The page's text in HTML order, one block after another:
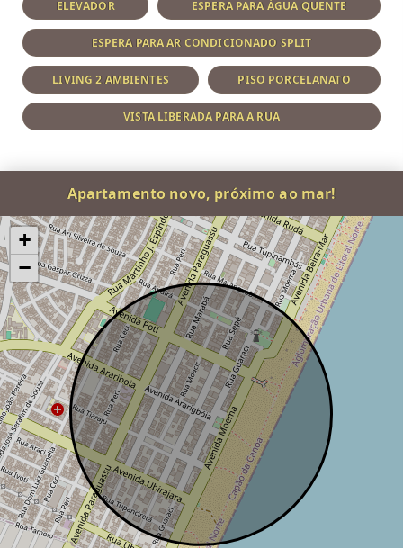
ELEVADOR ESPERA PARA ÁGUA QUENTE
ESPERA PARA AR CONDICIONADO SPLIT
LIVING 2 AMBIENTES PISO PORCELANATO
VISTA LIBERADA PARA A RUA
Apartamento novo, próximo ao mar!
+
−